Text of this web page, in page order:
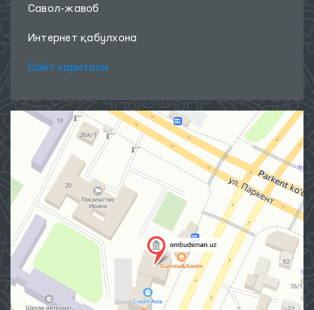
Савол-жавоб
Интернет қабулхона
Сайт харитаси